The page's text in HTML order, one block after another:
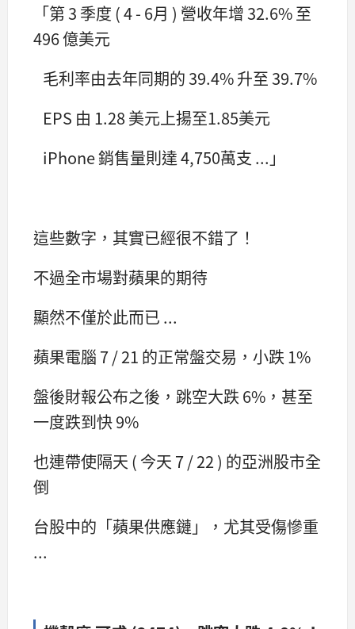
「第 3 季度 ( 4 - 6月 ) 營收年增 32.6% 至
496 億美元
毛利率由去年同期的 39.4% 升至 39.7%
EPS 由 1.28 美元上揚至1.85美元
iPhone 銷售量則達 4,750萬支 ...」
這些數字，其實已經很不錯了！
不過全市場對蘋果的期待
顯然不僅於此而已 ...
蘋果電腦 7 / 21 的正常盤交易，小跌 1%
盤後財報公布之後，跳空大跌 6%，甚至
一度跌到快 9%
也連帶使隔天 ( 今天 7 / 22 ) 的亞洲股市全
倒
台股中的「蘋果供應鏈」，尤其受傷慘重
...